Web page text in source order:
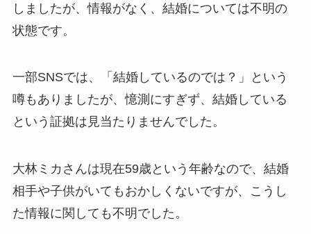
しましたが、情報がなく、結婚については不明の
状態です。
一部SNSでは、「結婚しているのでは？」という
噂もありましたが、憶測にすぎず、結婚している
という証拠は見当たりませんでした。
大林ミカさんは現在59歳という年齢なので、結婚
相手や子供がいてもおかしくないですが、こうし
た情報に関しても不明でした。